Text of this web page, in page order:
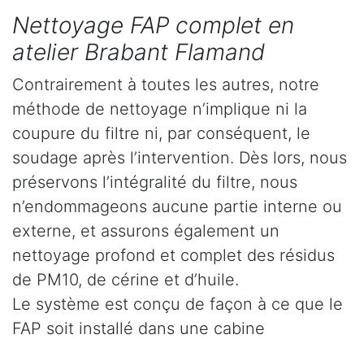
Nettoyage FAP complet en
atelier Brabant Flamand
Contrairement à toutes les autres, notre
méthode de nettoyage n’implique ni la
coupure du filtre ni, par conséquent, le
soudage après l’intervention. Dès lors, nous
préservons l’intégralité du filtre, nous
n’endommageons aucune partie interne ou
externe, et assurons également un
nettoyage profond et complet des résidus
de PM10, de cérine et d’huile.
Le système est conçu de façon à ce que le
FAP soit installé dans une cabine